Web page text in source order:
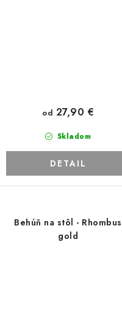
Skladom
od 27,90 €
DETAIL
Behúň na stôl - Rhombus
gold